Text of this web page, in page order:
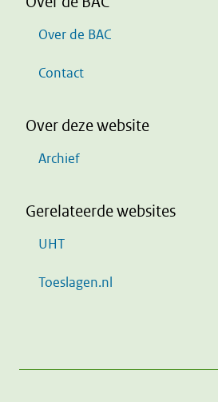
Over de BAC
Contact
Over deze website
Archief
Gerelateerde websites
UHT
Toeslagen.nl